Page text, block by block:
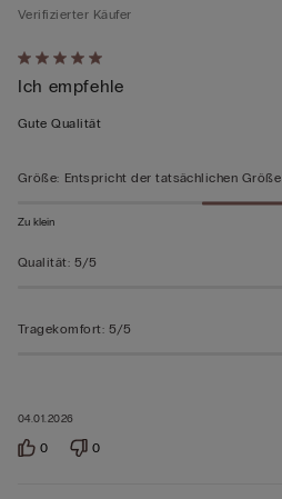
Mit
5
von
bewertet
04.01.2026
Verifizierter Käufer
Ich empfehle
Gute Qualität
Größe: Entspricht der tatsächlichen Größe
Zu klein
Qualität: 5/5
Tragekomfort: 5/5
0 0